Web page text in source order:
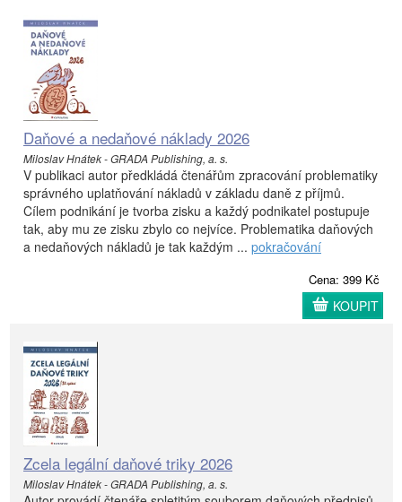
Daňové a nedaňové náklady 2026
Miloslav Hnátek - GRADA Publishing, a. s.
V publikaci autor předkládá čtenářům zpracování problematiky
správného uplatňování nákladů v základu daně z příjmů.
Cílem podnikání je tvorba zisku a každý podnikatel postupuje
tak, aby mu ze zisku zbylo co nejvíce. Problematika daňových
a nedaňových nákladů je tak každým ... pokračování
Cena: 399 Kč
KOUPIT
Zcela legální daňové triky 2026
Miloslav Hnátek - GRADA Publishing, a. s.